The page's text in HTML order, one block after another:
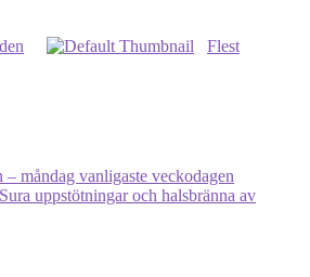
Flest
måndag vanligaste veckodagen
Sura uppstötningar och halsbränna av